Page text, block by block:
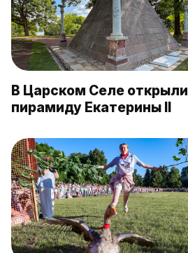
В Царском Селе открыли
пирамиду Екатерины II